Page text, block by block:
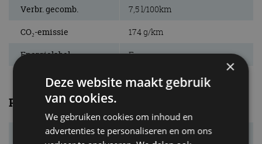
Verbr. gecomb. 7,5 l/100km
CO₂-emissie 174 g/km
Energielabel E
Prestaties
Acc. 0-100 km/u 4,9 s
×
Deze website maakt gebruik
van cookies.
We gebruiken cookies om inhoud en
advertenties te personaliseren en om ons